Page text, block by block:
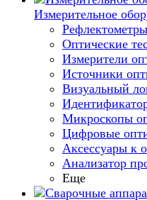
Измерительное
Рефлектометры
Оптические
Измерители
Источники
Визуальный
Микроскопы
Цифровые
Аксессуары к
Анализатор
Еще